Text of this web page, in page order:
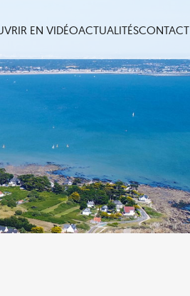
EN VIDÉOACTUALITÉSCONTACT